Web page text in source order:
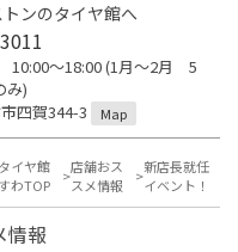
ンのタイヤ館へ
〜18:00 (1月〜2月 5
み)
四賀344-3
Map
タイヤ館
すわTOP
店舗おス
スメ情報
新店長就任
イベント！
情報